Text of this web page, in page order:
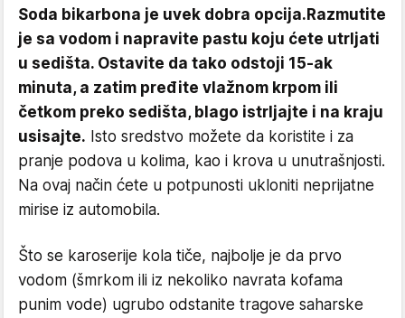
Soda bikarbona je uvek dobra opcija.Razmutite
je sa vodom i napravite pastu koju ćete utrljati
u sedišta. Ostavite da tako odstoji 15-ak
minuta, a zatim pređite vlažnom krpom ili
četkom preko sedišta, blago istrljajte i na kraju
usisajte. Isto sredstvo možete da koristite i za
pranje podova u kolima, kao i krova u unutrašnjosti.
Na ovaj način ćete u potpunosti ukloniti neprijatne
mirise iz automobila.
Što se karoserije kola tiče, najbolje je da prvo
vodom (šmrkom ili iz nekoliko navrata kofama
punim vode) ugrubo odstanite tragove saharske